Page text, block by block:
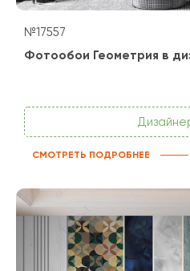
№17557
Фотообои Геометрия в
СМОТРЕТЬ ПОДРОБНЕЕ